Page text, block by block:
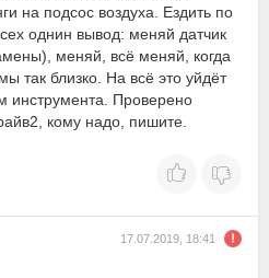
на подсос воздуха. Ездить по
однин вывод: меняй датчик
меняй, всё меняй, когда
так близко. На всё это уйдёт
инструмента. Проверено
кому надо, пишите.
17.07.2019, 18:41